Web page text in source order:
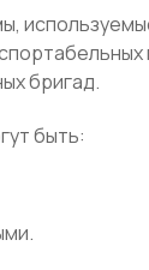
бригад.
быть: